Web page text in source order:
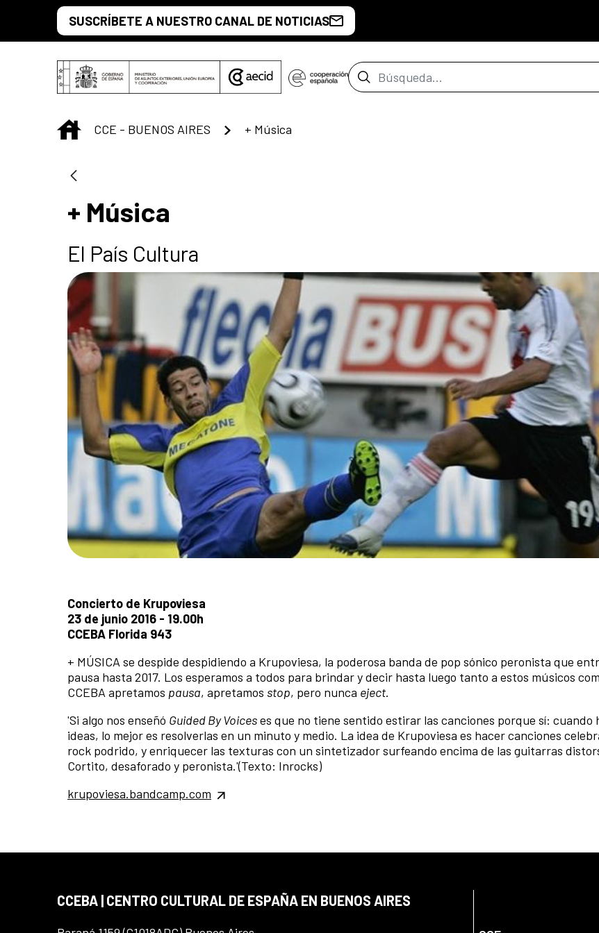
Saltar al contenido principal
SUSCRÍBETE A NUESTRO CANAL DE NOTICIAS
Barra de búsqueda
INICIO
CCE - BUENOS AIRES + Música
+ Música
El País Cultura
Concierto de Krupoviesa
23 de junio 2016 - 19.00h
CCEBA Florida 943
+ MÚSICA se despide despidiendo a Krupoviesa, la poderosa banda de pop sónico peronista que
pausa hasta 2017. Los esperamos a todos para brindar y decir hasta luego tanto a estos músicos
CCEBA apretamos pausa, apretamos stop, pero nunca eject.
'Si algo nos enseñó Guided By Voiceses que no tiene sentido estirar las canciones porque sí: cuando
ideas, lo mejor es resolverlas en un minuto y medio. La idea de Krupoviesa es hacer canciones
rock podrido, y enriquecer las texturas con un sintetizador surfeando encima de las guitarras
Cortito, desaforado y peronista.'(Texto: Inrocks)
krupoviesa.bandcamp.com
CCEBA | CENTRO CULTURAL DE ESPAÑA EN BUENOS AIRES